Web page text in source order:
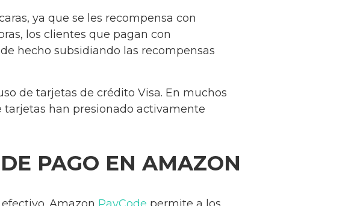
ya que se les recompensa con
los clientes que pagan con
hecho subsidiando las recompensas
de tarjetas de crédito Visa. En muchos
tarjetas han presionado activamente
PAGO EN AMAZON
Amazon PayCode permite a los